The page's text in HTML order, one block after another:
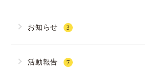
お知らせ 3
活動報告 7